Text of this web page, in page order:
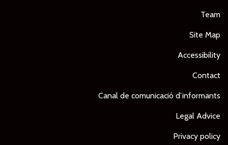
Team
Site Map
Accessibility
Contact
Canal de comunicació d’informants
Legal Advice
Privacy policy